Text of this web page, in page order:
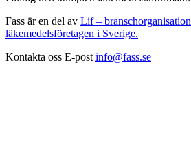
Fass är en del av Lif –
läkemedelsföretagen i Sverige.
Kontakta oss E-post info@fass.se